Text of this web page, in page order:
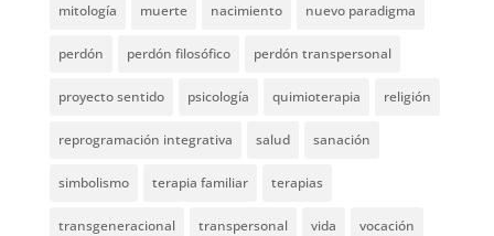
mitología muerte nacimiento nuevo paradigma
perdón perdón filosófico perdón transpersonal
proyecto sentido psicología quimioterapia religión
reprogramación integrativa salud sanación
simbolismo terapia familiar terapias
transgeneracional transpersonal vida vocación